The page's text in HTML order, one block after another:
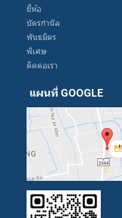
ยี่ห้อ
บัตรกำนัล
พันธมิตร
พิเศษ
ติดต่อเรา
แผนที่ GOOGLE